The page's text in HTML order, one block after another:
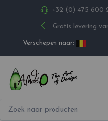
+32 (0) 475 600
Gratis levering
Verschepen naar: